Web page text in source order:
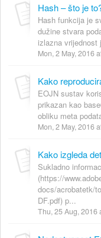
Hash – što je
Hash funkcija je
dužine stvara
izlazna vrijednost
Mon, 2 May, 2016
EOJN sustav
prikazan kao
obliku meta
Mon, 2 May, 2016
Kako izgleda
Sukladno
(https://
docs/acrobatetk/
DF.pdf) p...
Thu, 25 Aug, 2016